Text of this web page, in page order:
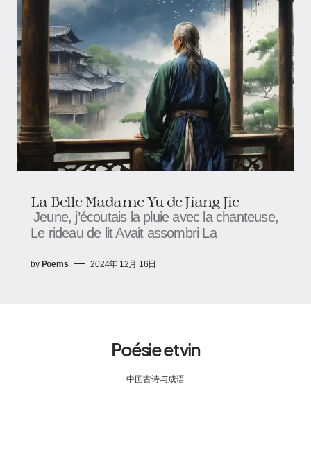
La Belle Madame Yu de Jiang Jie
Jeune, j’écoutais la pluie avec la chanteuse,
Le rideau de lit Avait assombri La
by Poems 2024年 12月 16日
Poésie et vin
中国古诗与成语